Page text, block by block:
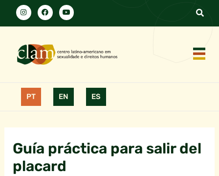
PT EN ES
Guía práctica para salir del
placard